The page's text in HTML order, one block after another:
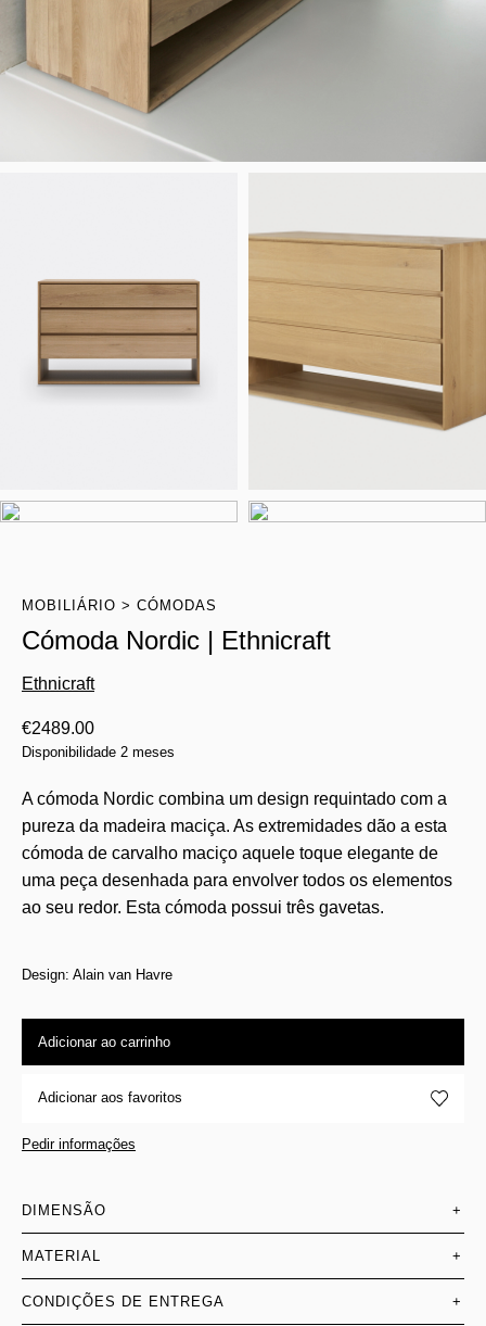
MOBILIÁRIO CÓMODAS
Cómoda Nordic | Ethnicraft
Ethnicraft
€2489.00
Disponibilidade 2 meses
A cómoda Nordic combina um design requintado com a
pureza da madeira maciça. As extremidades dão a esta
cómoda de carvalho maciço aquele toque elegante de
uma peça desenhada para envolver todos os elementos
ao seu redor. Esta cómoda possui três gavetas.
Design: Alain van Havre
Adicionar ao carrinho
Adicionar aos favoritos
Pedir informações
DIMENSÃO +
MATERIAL +
CONDIÇÕES DE ENTREGA +